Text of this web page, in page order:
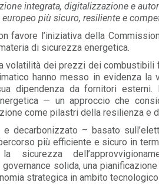
integrata, digitalizzazione e
più sicuro, resiliente e
favore l’iniziativa della
di sicurezza energetica.
volatilità dei prezzi dei
hanno messo in evidenza la
dipendenza da fornitori esterni.
— un approccio che
come pilastri della resilienza e
decarbonizzato – basato
più efficiente e sicuro in
solida, una
strategica in ambito
"zone
al DL
LEGGI
POLICY
Aree
LEGGI
POLICY